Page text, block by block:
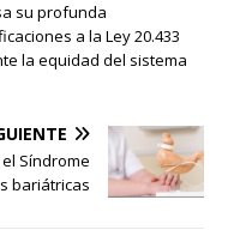
su profunda
a la Ley 20.433
la equidad del sistema
Síndrome
bariátricas